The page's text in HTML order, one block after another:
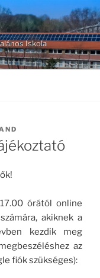
Iskola
órától online
akiknek a
kezdik meg
az
fiók szükséges):